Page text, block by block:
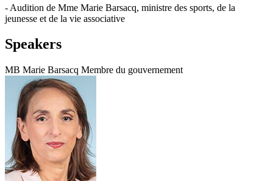
- Audition de Mme Marie Barsacq, ministre des sports, de la
jeunesse et de la vie associative
Speakers
MB Marie Barsacq Membre du gouvernement